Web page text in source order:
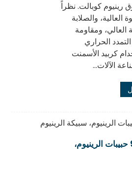
رينيوم كوبالت. نظراً
العالية، والصلابة
العالي، ومقاومة
الحراري
كربيد الأسمنت
الآلات...
99.99%-99.999% حبيبات الرينيوم،